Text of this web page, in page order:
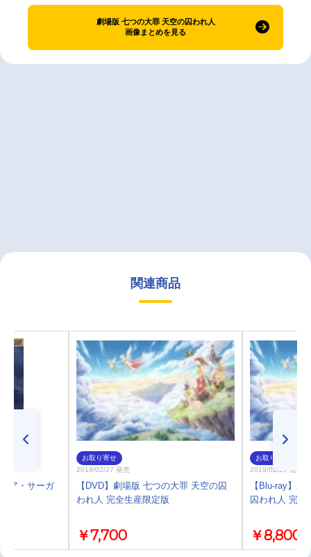
劇場版 七つの大罪 天空の囚われ人
画像まとめを見る
関連商品
ア・サーガ
お取り寄せ
2019/02/27 発売
【DVD】劇場版 七つの大罪 天空の囚
われ人 完全生産限定版
￥7,700
お取り寄せ
2019/02/27 発売
【Blu-ray】
囚われ人 完全
￥8,800